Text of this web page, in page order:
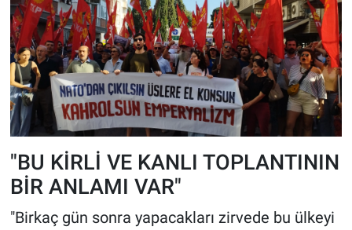
"BU KİRLİ VE KANLI TOPLANTININ
BİR ANLAMI VAR"
"Birkaç gün sonra yapacakları zirvede bu ülkeyi